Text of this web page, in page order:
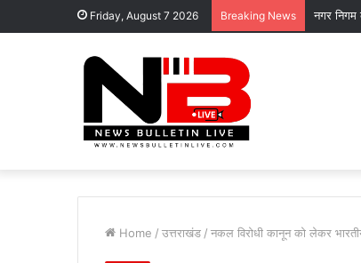
Friday, August 7 2026 Breaking News नगर निगम
Home / उत्तराखंड / नकल विरोधी कानून को लेकर भारतीय